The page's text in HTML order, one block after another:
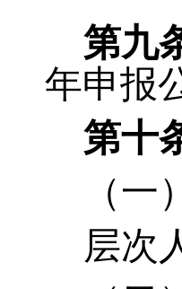
第九
年申报
第十
（
层次